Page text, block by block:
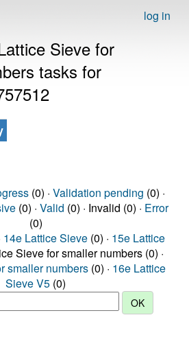
log in
Sieve for
tasks for
(0) · Validation pending (0) ·
(0) · Valid (0) · Invalid (0) · Error
(0)
14e Lattice Sieve (0) · 15e Lattice
Sieve for smaller numbers (0) ·
smaller numbers (0) · 16e Lattice
Sieve V5 (0)